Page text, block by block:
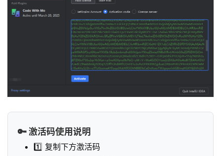
🔑 激活码使用说明
1️⃣ 复制下方激活码